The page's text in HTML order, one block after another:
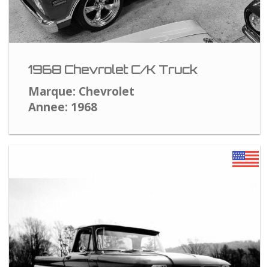
1968 Chevrolet C/K Truck
Marque: Chevrolet
Annee: 1968